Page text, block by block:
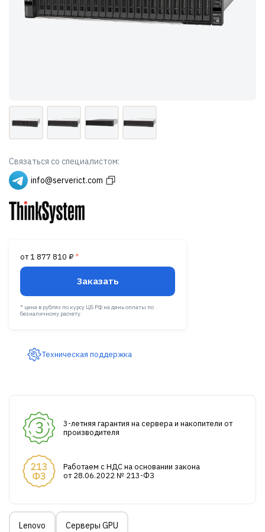
Связаться со специалистом:
info@serverict.com
от 1 877 810 ₽ *
Заказать
* цена в рублях по курсу ЦБ РФ на день оплаты по
безналичному расчету.
Техническая поддержка
3-летняя гарантия на сервера и накопители от
производителя
Работаем с НДС на основании закона
от 28.06.2022 № 213-ФЗ
Lenovo Серверы GPU